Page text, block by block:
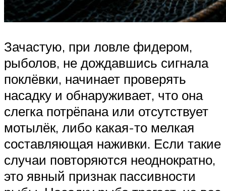
Зачастую, при ловле фидером,
рыболов, не дождавшись сигнала
поклёвки, начинает проверять
насадку и обнаруживает, что она
слегка потрёпана или отсутствует
мотылёк, либо какая-то мелкая
составляющая наживки. Если такие
случаи повторяются неоднократно,
это явный признак пассивности